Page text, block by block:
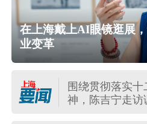
在上海戴上AI眼镜逛展
业变革
围绕贯彻落实
神，陈吉宁走访
美国北卡罗来
件 多人伤亡
保障生态环境
首个配套司法解